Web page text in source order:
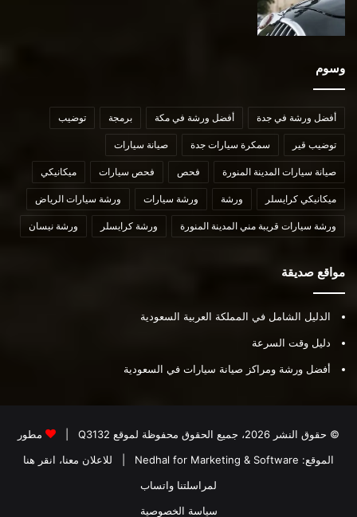
وسوم
أفضل ورشة في جدة أفضل ورشة في مكة برمجة توضيب
توضيب قير سمكرة سيارات جدة صيانة سيارات
صيانة سيارات المدينة المنورة فحص فحص سيارات ميكانيكي
ميكانيكي كرايسلر ورشة ورشة سيارات ورشة سيارات الرياض
ورشة سيارات قريبة مني المدينة المنورة ورشة كرايسلر ورشة نيسان
مواقع صديقة
الدليل الشامل في المملكة العربية السعودية
دليل وقت السرعة
أفضل ورشة ومراكز صيانة سيارات في السعودية
© حقوق النشر 2026، جميع الحقوق محفوظة لموقع Q3132
مطور
الموقع: Nedhal for Marketing & Software
للاعلان معنا، انقر هنا
لمراسلتنا واتساب
سياسة الخصوصية